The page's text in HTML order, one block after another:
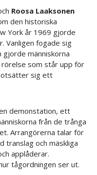
Roosa Laaksonen
den historiska
York år 1969 gjorde
Vanligen fogade sig
människorna
som står upp för
sig ett
demonstation, ett
från de trånga
Arrangörerna talar för
translag och mäskliga
applåderar.
tågordningen ser ut.